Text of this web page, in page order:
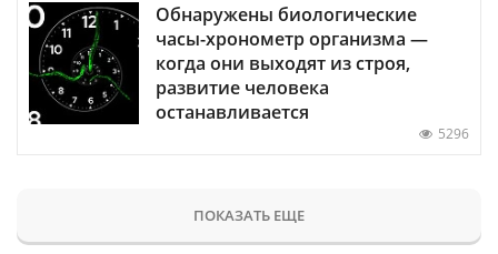
Обнаружены биологические
часы-хронометр организма —
когда они выходят из строя,
развитие человека
останавливается
5296
ПОКАЗАТЬ ЕЩЕ